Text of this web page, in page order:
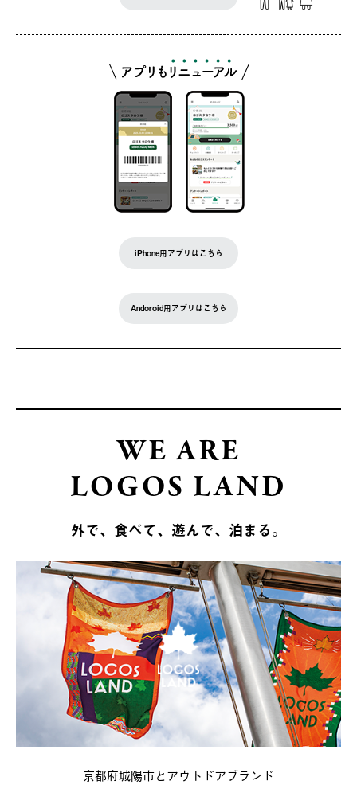
iPhone用アプリはこちら
Andoroid用アプリはこちら
WE ARE
LOGOS LAND
外で、食べて、遊んで、泊まる。
京都府城陽市とアウトドアブランド